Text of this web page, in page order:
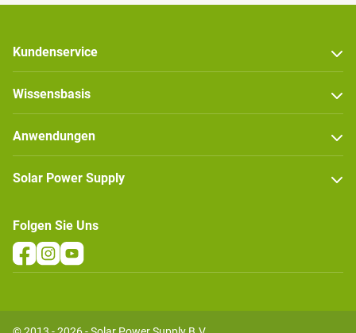
Kundenservice
Wissensbasis
Anwendungen
Solar Power Supply
Folgen Sie Uns